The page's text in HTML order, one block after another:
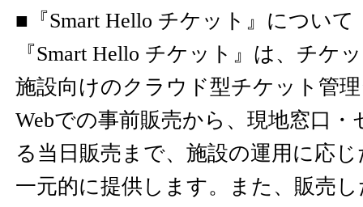
■『Smart Hello チケット』について
『Smart Hello チケット』は、チケ
施設向けのクラウド型チケット管
Webでの事前販売から、現地窓口
る当日販売まで、施設の運用に応
一元的に提供します。また、販売